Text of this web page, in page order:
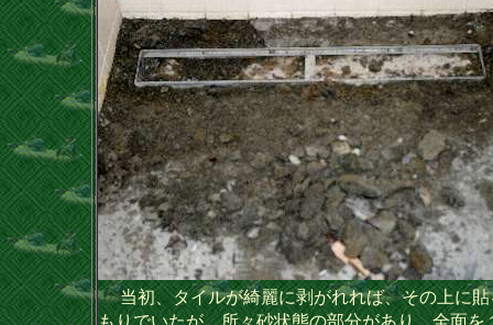
当初、タイルが綺麗に剥がれれば、その上に貼